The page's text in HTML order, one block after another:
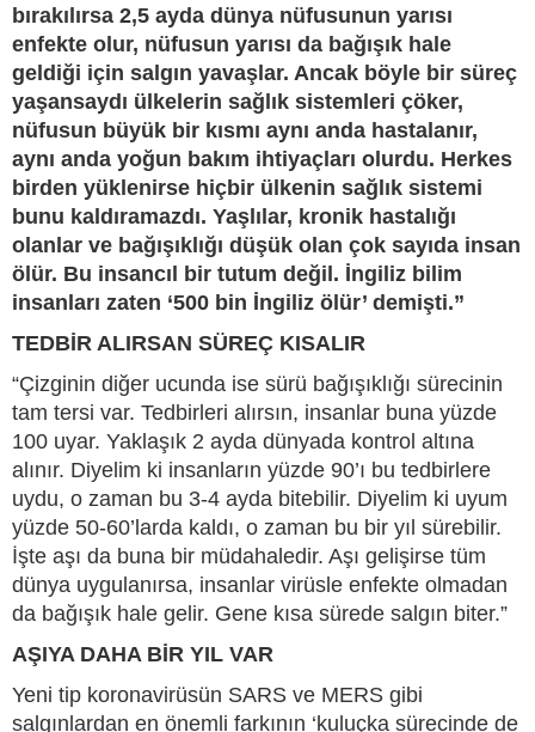
bırakılırsa 2,5 ayda dünya nüfusunun yarısı
enfekte olur, nüfusun yarısı da bağışık hale
geldiği için salgın yavaşlar. Ancak böyle bir süreç
yaşansaydı ülkelerin sağlık sistemleri çöker,
nüfusun büyük bir kısmı aynı anda hastalanır,
aynı anda yoğun bakım ihtiyaçları olurdu. Herkes
birden yüklenirse hiçbir ülkenin sağlık sistemi
bunu kaldıramazdı. Yaşlılar, kronik hastalığı
olanlar ve bağışıklığı düşük olan çok sayıda insan
ölür. Bu insancıl bir tutum değil. İngiliz bilim
insanları zaten ‘500 bin İngiliz ölür’ demişti.”
TEDBİR ALIRSAN SÜREÇ KISALIR
“Çizginin diğer ucunda ise sürü bağışıklığı sürecinin
tam tersi var. Tedbirleri alırsın, insanlar buna yüzde
100 uyar. Yaklaşık 2 ayda dünyada kontrol altına
alınır. Diyelim ki insanların yüzde 90’ı bu tedbirlere
uydu, o zaman bu 3-4 ayda bitebilir. Diyelim ki uyum
yüzde 50-60’larda kaldı, o zaman bu bir yıl sürebilir.
İşte aşı da buna bir müdahaledir. Aşı gelişirse tüm
dünya uygulanırsa, insanlar virüsle enfekte olmadan
da bağışık hale gelir. Gene kısa sürede salgın biter.”
AŞIYA DAHA BİR YIL VAR
Yeni tip koronavirüsün SARS ve MERS gibi
salgınlardan en önemli farkının ‘kuluçka sürecinde de